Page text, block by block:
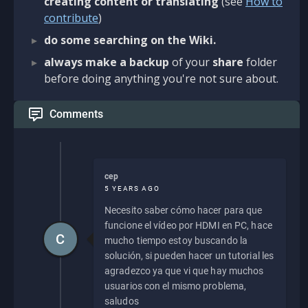
contribute)
do some searching on the Wiki.
always make a backup of your share folder
before doing anything you're not sure about.
Comments
cep
5 YEARS AGO
Necesito saber cómo hacer para que
funcione el vídeo por HDMI en PC, hace
mucho tiempo estoy buscando la
solución, si pueden hacer un tutorial les
agradezco ya que vi que hay muchos
usuarios con el mismo problema,
saludos
C